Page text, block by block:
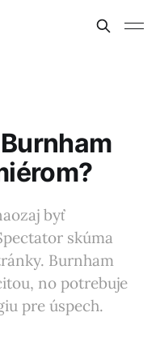
byť
skúma
Burnham
no potrebuje
pre úspech.